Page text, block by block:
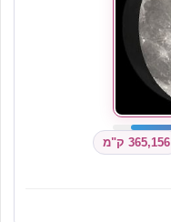
365,156 ק"מ